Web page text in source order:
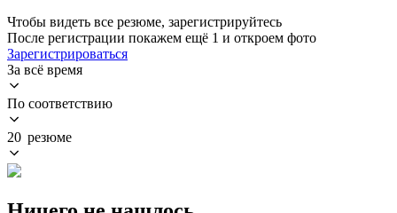
Чтобы видеть все резюме, зарегистрируйтесь
После регистрации покажем ещё 1 и откроем фото
Зарегистрироваться
За всё время
По соответствию
20 резюме